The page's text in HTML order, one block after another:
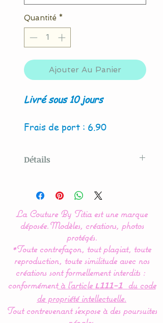
Quantité *
Ajouter Au Panier
Livré sous 10 jours
Frais de port : 6.90
Détails
By Titia
Lot de 2 panières, pochons
ou corbeilles de
rangement.
Disponible en 2 versions :
ronde ou carrée.
Très pratique, pour ranger
La Couture By Titia est une marque
déposée.Modèles, créations, photos
protégés.
*Toute contrefaçon, tout plagiat, toute
reproduction, toute similitude avec nos
créations sont formellement interdits :
conformémentà l’article L111-1
du code
de propriété intellectuelle.
Tout contrevenant s'expose à des poursuites